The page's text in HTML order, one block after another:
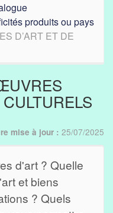
produits ou pays
D’ART ET DE
mise à jour : 25/07/2025
d'art ? Quelle
et biens
? Quels